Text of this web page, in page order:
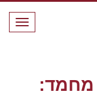
מחמד: